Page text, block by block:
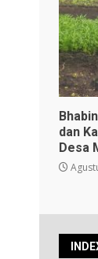
dan
Desa